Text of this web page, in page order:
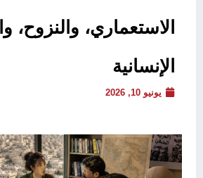
الاستعماري، والنزوح،
الإنسانية
يونيو 10, 2026